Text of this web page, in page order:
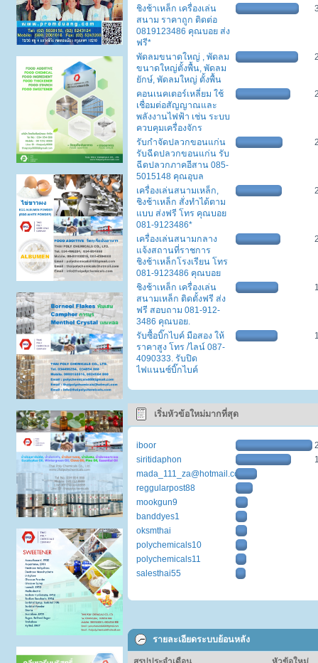
ชิงช้าเหล็ก เครื่องเล่น
สนาม ราคาถูก ติดต่อ
0819123486 คุณบอย ส่ง
ฟรี*
พัดลมขนาดใหญ่ , พัดลม
ขนาดใหญ่ตั้งพื้น, พัดลม
ยักษ์, พัดลมใหญ่ ตั้งพื้น
คอนเนคเตอร์เหลี่ยม ใช้
เชื่อมต่อสัญญาณและ
พลังงานไฟฟ้า เช่น ระบบ
ควบคุมเครื่องจักร
รับกำจัดปลวกขอนแก่น
รับฉีดปลวกขอนแก่น รับ
ฉีดปลวกภาคอีสาน 085-
5015148 คุณอุบล
เครื่องเล่นสนามเหล็ก,
ชิงช้าเหล็ก สั่งทำได้ตาม
แบบ ส่งฟรี โทร คุณบอย
081-9123486*
เครื่องเล่นสนามกลาง
แจ้งสถานที่ราชการ
ชิงช้าเหล็กโรงเรียน โทร
081-9123486 คุณบอย
ชิงช้าเหล็ก เครื่องเล่น
สนามเหล็ก ติดตั้งฟรี ส่ง
ฟรี สอบถาม 081-912-
3486 คุณบอย.
รับซื้อบิ๊กไบค์ มือสอง ให้
ราคาสูง โทร /ไลน์ 087-
4090333. รับปิด
ไฟแนนซ์บิ๊กไบค์
เริ่มหัวข้อใหม่มากที่สุด
iboor
siritidaphon
mada_111_za@hotmail.com
reggularpost88
mookgun9
banddyes1
oksmthai
polychemicals10
polychemicals11
salesthai55
รายละเอียดระบบย้อนหลัง